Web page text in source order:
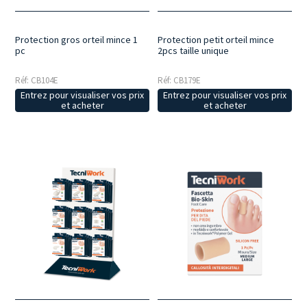
Protection gros orteil mince 1
pc
Réf: CB104E
Entrez pour visualiser vos prix
et acheter
Protection petit orteil mince
2pcs taille unique
Réf: CB179E
Entrez pour visualiser vos prix
et acheter